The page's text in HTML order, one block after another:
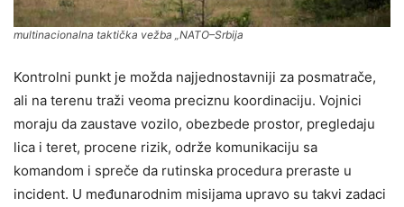
multinacionalna taktička vežba „NATO–Srbija
Kontrolni punkt je možda najjednostavniji za posmatrače,
ali na terenu traži veoma preciznu koordinaciju. Vojnici
moraju da zaustave vozilo, obezbede prostor, pregledaju
lica i teret, procene rizik, održe komunikaciju sa
komandom i spreče da rutinska procedura preraste u
incident. U međunarodnim misijama upravo su takvi zadaci